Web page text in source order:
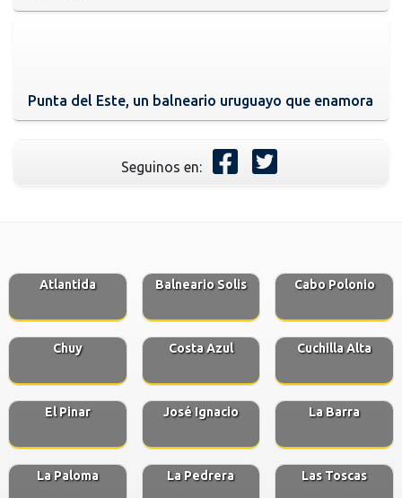
Punta del Este, un balneario uruguayo que enamora
Seguinos en:
Atlantida Balneario Solis Cabo Polonio
Chuy Costa Azul Cuchilla Alta
El Pinar José Ignacio La Barra
La Paloma La Pedrera Las Toscas